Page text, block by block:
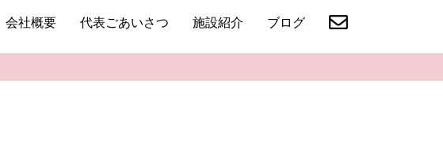
会社概要 代表ごあいさつ 施設紹介 ブログ